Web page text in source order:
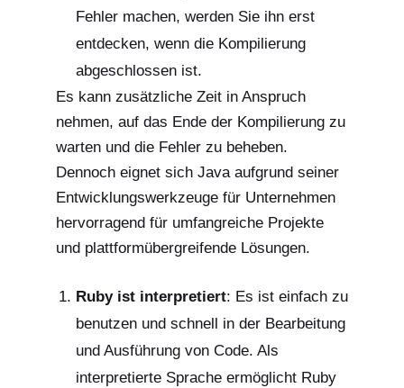
Fehler machen, werden Sie ihn erst
entdecken, wenn die Kompilierung
abgeschlossen ist.
Es kann zusätzliche Zeit in Anspruch
nehmen, auf das Ende der Kompilierung zu
warten und die Fehler zu beheben.
Dennoch eignet sich Java aufgrund seiner
Entwicklungswerkzeuge für Unternehmen
hervorragend für umfangreiche Projekte
und plattformübergreifende Lösungen.
Ruby ist interpretiert: Es ist einfach zu
benutzen und schnell in der Bearbeitung
und Ausführung von Code. Als
interpretierte Sprache ermöglicht Ruby